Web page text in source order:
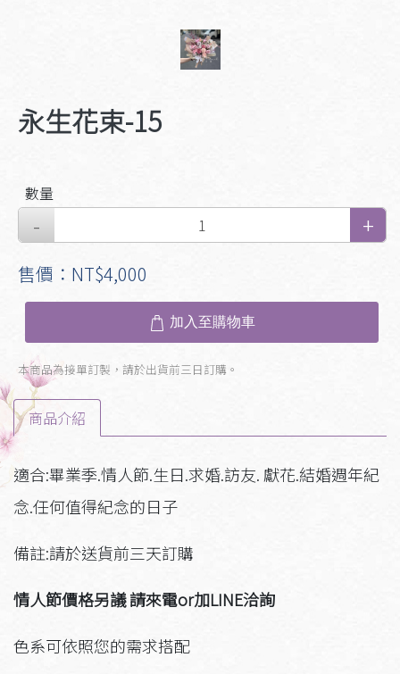
永生花束-15
數量
售價：NT$4,000
加入至購物車
本商品為接單訂製，請於出貨前三日訂購。
商品介紹
適合:畢業季.情人節.生日.求婚.訪友. 獻花.結婚週年紀
念.任何值得紀念的日子
備註:請於送貨前三天訂購
情人節價格另議 請來電or加LINE洽詢
色系可依照您的需求搭配